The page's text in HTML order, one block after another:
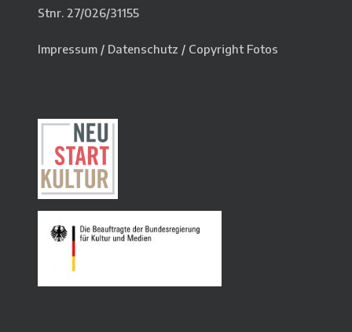
Stnr. 27/026/31155
Impressum / Datenschutz / Copyright Fotos